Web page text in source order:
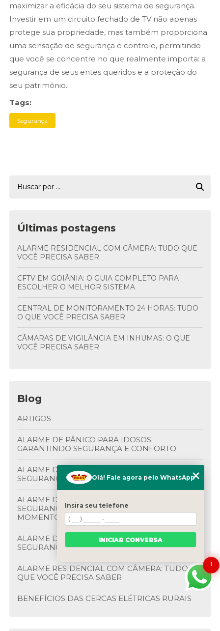
maximizar a eficácia do seu sistema de segurança.
Investir em um circuito fechado de TV não apenas
protege sua propriedade, mas também proporciona
uma sensação de segurança e controle, permitindo
que você se concentre no que realmente importa: a
segurança de seus entes queridos e a proteção do
seu patrimônio.
Tags:
Segurança
Últimas postagens
ALARME RESIDENCIAL COM CÂMERA: TUDO QUE
VOCÊ PRECISA SABER
CFTV EM GOIÂNIA: O GUIA COMPLETO PARA
ESCOLHER O MELHOR SISTEMA
CENTRAL DE MONITORAMENTO 24 HORAS: TUDO
O QUE VOCÊ PRECISA SABER
CÂMARAS DE VIGILÂNCIA EM INHUMAS: O QUE
VOCÊ PRECISA SABER
Blog
ARTIGOS
ALARME DE PÂNICO PARA IDOSOS:
GARANTINDO SEGURANÇA E CONFORTO
ALARME DE PÂNICO PARA IDOSOS:
SEGURANÇA E CONFORTO EM CASA
ALARME DE PÂNICO PARA IDOSOS:
SEGURANÇA E TRANQUILIDADE EM CADA
MOMENTO
ALARME DE PÂNICO PARA IDOSOS:
SEGURANÇA EM PRIMEIRO LUGAR
ALARME RESIDENCIAL COM CÂMERA: TUDO
QUE VOCÊ PRECISA SABER
BENEFÍCIOS DAS CERCAS ELÉTRICAS RURAIS
1
Olá! Fale agora pelo WhatsApp
Insira seu telefone
INICIAR CONVERSA